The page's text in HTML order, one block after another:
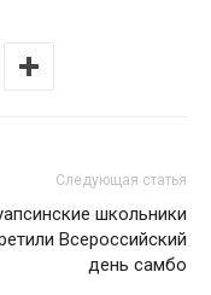
Следующая статья
школьники
Всероссийский
день самбо